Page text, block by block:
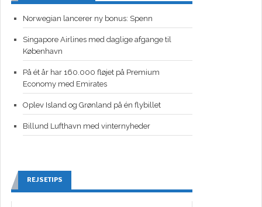
Norwegian lancerer ny bonus: Spenn
Singapore Airlines med daglige afgange til
København
På ét år har 160.000 fløjet på Premium
Economy med Emirates
Oplev Island og Grønland på én flybillet
Billund Lufthavn med vinternyheder
REJSETIPS